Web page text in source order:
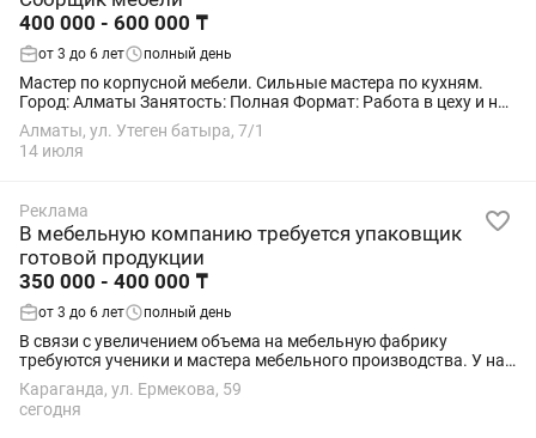
400 000 - 600 000 ₸
от 3 до 6 лет полный день
Мастер по корпусной мебели. Сильные мастера по кухням.
Город: Алматы Занятость: Полная Формат: Работа в цеху и на
монтаже у клиента Обязанности: •Изготовление и сборка
корпусной мебели (шкафы,...
Алматы, ул. Утеген батыра, 7/1
14 июля
Реклама
В мебельную компанию требуется упаковщик
готовой продукции
350 000 - 400 000 ₸
от 3 до 6 лет полный день
В связи с увеличением объема на мебельную фабрику
требуются ученики и мастера мебельного производства. У нас
отличные условия труда и достойная оплата. Если у вас нет
опыта , у нас на производстве мы...
Караганда, ул. Ермекова, 59
сегодня